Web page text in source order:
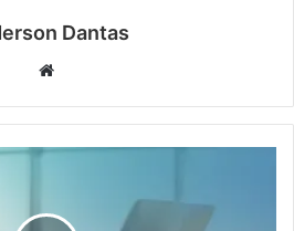
Dantas
Website